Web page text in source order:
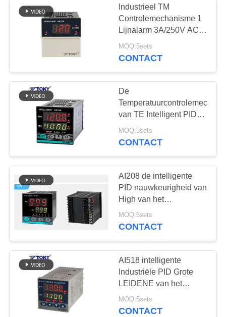
NIEUWS
SITEMAP
PRIVACY
POLICY
ksd301 thermische
schakelaar
58
Rocker switch
Drukknop
Elektroschakelaar
24
Industrieel TM
Controlemechanisme 1
Lijnalarm 3A/250V AC
van de Reeksdin PID
Temperatuur
MOQ:5sets
CONTACT
De
van TE Intelligent PID
met 4 cijfers LEIDENE
vertoning 0.5%FS
MOQ:5sets
CONTACT
AI208 de intelligente
PID nauwkeurigheid van
High van het
van 0.3%FS-LEIDENE
MOQ:5sets
CONTACT
AI518 intelligente
Industriële PID Grote
LEIDENE van het
RS485 vertoning
MOQ:5sets
CONTACT